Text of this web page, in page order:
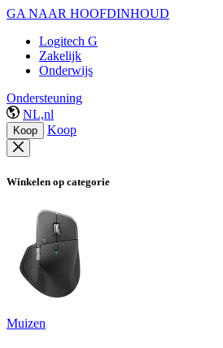
GA NAAR HOOFDINHOUD
Logitech G
Zakelijk
Onderwijs
Ondersteuning
NL,nl
Koop Koop
Winkelen op categorie
Muizen